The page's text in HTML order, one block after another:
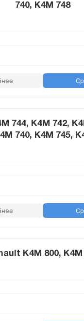
740, K4M 748
744, K4M 742,
740, K4M 745,
K4M 800, K4M